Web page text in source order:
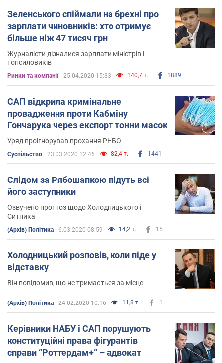
Зеленського спіймали на брехні про
зарплати чиновників: хто отримує
більше ніж 47 тисяч грн
Журналісти дізналися зарплати міністрів і
топсиловиків
Ринки та компанії 25.04.2020 15:33 140,7 т. 1889
САП відкрила кримінальне
провадження проти Кабміну
Гончарука через експорт тонни масок
Уряд проігнорував прохання РНБО
Суспільство 23.03.2020 12:46 82,4 т. 1441
Слідом за Рябошапкою підуть всі
його заступники
Озвучено прогноз щодо Холодницького і
Ситника
(Архів) Політика 6.03.2020 08:59 14,2 т. 15
Холодницький розповів, коли піде у
відставку
Він повідомив, що не тримається за місце
(Архів) Політика 24.02.2020 10:16 11,8 т. 1
Керівники НАБУ і САП порушують
конституційні права фігурантів
справи “Роттердам+” – адвокат